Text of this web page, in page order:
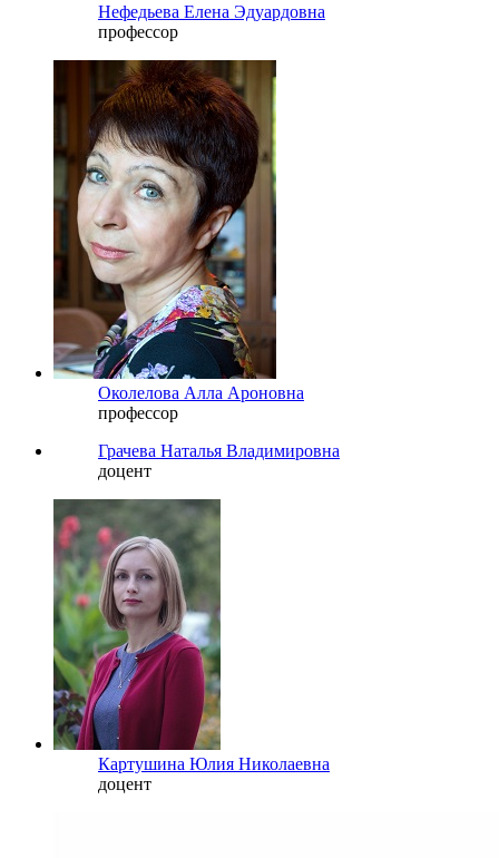
Нефедьева Елена Эдуардовна
профессор
Околелова Алла Ароновна
профессор
Грачева Наталья Владимировна
доцент
Картушина Юлия Николаевна
доцент